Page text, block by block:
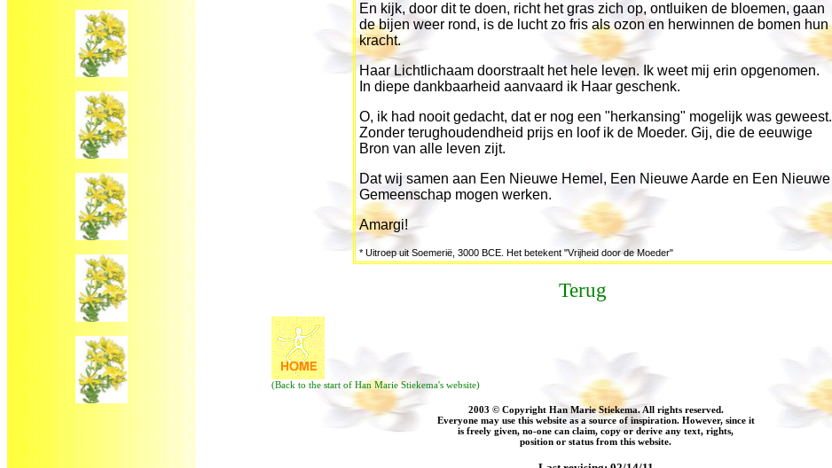
En kijk, door dit te doen, richt het gras zich op, ontluiken de bloemen, gaan
de bijen weer rond, is de lucht zo fris als ozon en herwinnen de bomen hun
kracht.
Haar Lichtlichaam doorstraalt het hele leven. Ik weet mij erin opgenomen.
In diepe dankbaarheid aanvaard ik Haar geschenk.
O, ik had nooit gedacht, dat er nog een "herkansing" mogelijk was geweest.
Zonder terughoudendheid prijs en loof ik de Moeder. Gij, die de eeuwige
Bron van alle leven zijt.
Dat wij samen aan Een Nieuwe Hemel, Een Nieuwe Aarde en Een Nieuwe
Gemeenschap mogen werken.
Amargi!
* Uitroep uit Soemerië, 3000 BCE. Het betekent "Vrijheid door de Moeder"
Terug
(Back to the start of Han Marie Stiekema's website)
2003 © Copyright Han Marie Stiekema. All rights reserved.
Everyone may use this website as a source of inspiration. However, since it
is freely given, no-one can claim, copy or derive any text, rights,
position or status from this website.